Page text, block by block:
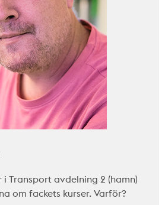
Transport avdelning 2 (hamn)
om fackets kurser. Varför?